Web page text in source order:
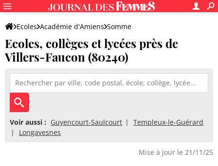
Ecoles Académie d'Amiens Somme
Ecoles, collèges et lycées près de
Villers-Faucon (80240)
Voir aussi : Guyencourt-Saulcourt
Templeux-le-Guérard
Longavesnes
Mise à jour le 21/11/25